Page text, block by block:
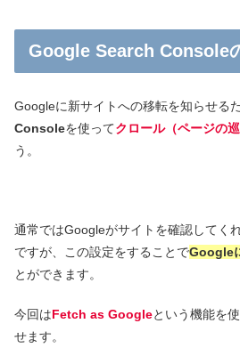
Google Search Console
Googleに新サイトへの移転を知らせるた
Consoleを使ってクロール（ページの巡
う。
通常ではGoogleがサイトを確認してく
ですが、この設定をすることでGoogle
とができます。
今回はFetch as Googleという機能を
せます。